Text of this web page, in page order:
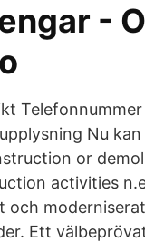
-
Nu
or
activities
och
Ett